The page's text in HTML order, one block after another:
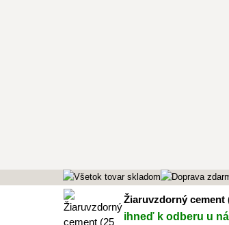
Žiaruvzdorný cement
ihneď k odberu u